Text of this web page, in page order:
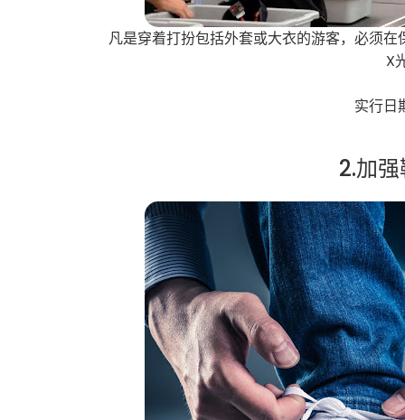
凡是穿着打扮包括外套或大衣的游客，必须
X
实行日
2.加